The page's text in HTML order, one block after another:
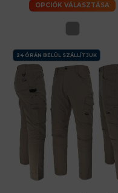
OPCIÓK VÁLASZTÁSA
24 ÓRÁN BELÜL SZÁLLÍTJUK